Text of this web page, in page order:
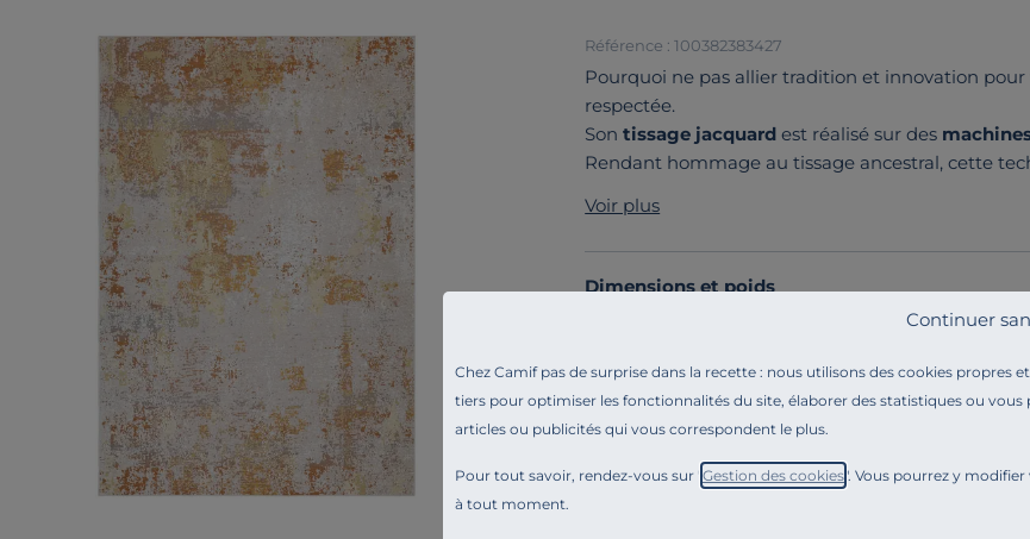
Chez Camif pas de surprise dans la recette : nous utilisons des cookies propres
tiers pour optimiser les fonctionnalités du site, élaborer des statistiques ou vous
articles ou publicités qui vous correspondent le plus.
Pour tout savoir, rendez-vous sur " Gestion des cookies". Vous pourrez y
à tout moment.
Continuer
Référence : 100382383427
Pourquoi ne pas allier tradition et innovation
respectée.
Sontissage jacquard est réalisé sur des
Rendant hommage au tissage ancestral, cette
Disponible en 2 coloris, nous ne doutons pas que
maison !
Découvrez toute notre sélection :
Voir plus
Dimensions et poids
Caractéristiques techniques
Engagements et traçabilité